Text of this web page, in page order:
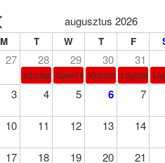
augusztus 2026
M T W T F
27 28 29 30 31
köznap Szent Márta, Mária és Lázár
Krizológ Szent
Loyolai
3 4 5 6 7
10 11 12 13 14
17 18 19 20 21